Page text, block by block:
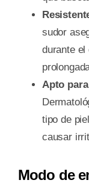
sudor
durante
Apto
tipo de
causar
Modo de